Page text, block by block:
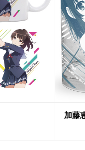
加藤